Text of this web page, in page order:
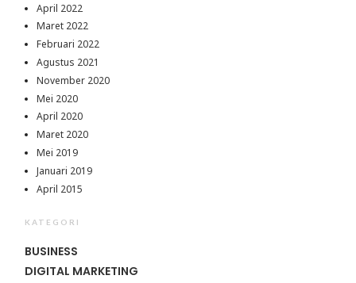
April 2022
Maret 2022
Februari 2022
Agustus 2021
November 2020
Mei 2020
April 2020
Maret 2020
Mei 2019
Januari 2019
April 2015
KATEGORI
BUSINESS
DIGITAL MARKETING